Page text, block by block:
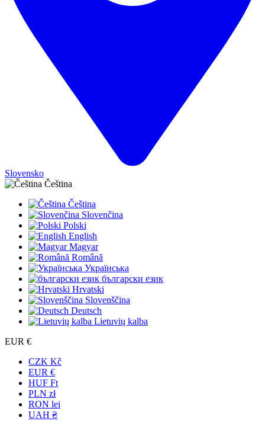
Slovensko
Čeština
Čeština
Slovenčina
Polski
English
Magyar
Română
Українська
български език
Hrvatski
Slovenščina
Deutsch
Lietuvių kalba
EUR €
CZK Kč
EUR €
HUF Ft
PLN zł
RON lei
UAH ₴